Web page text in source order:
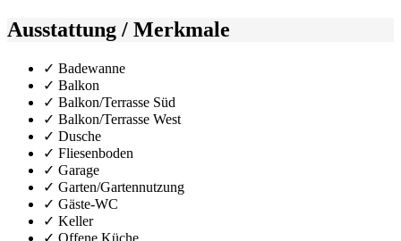
Ausstattung / Merkmale
✓ Badewanne
✓ Balkon
✓ Balkon/Terrasse Süd
✓ Balkon/Terrasse West
✓ Dusche
✓ Fliesenboden
✓ Garage
✓ Garten/Gartennutzung
✓ Gäste-WC
✓ Keller
✓ Offene Küche